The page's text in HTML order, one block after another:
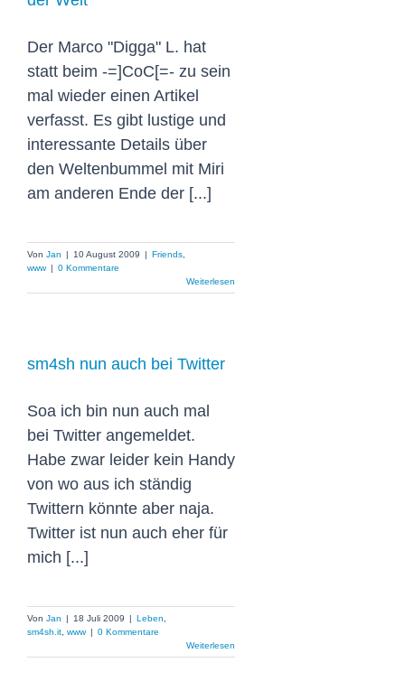
Der Marco "Digga" L. hat
statt beim -=]CoC[=- zu sein
mal wieder einen Artikel
verfasst. Es gibt lustige und
interessante Details über
den Weltenbummel mit Miri
am anderen Ende der [...]
Von Jan 10 August 2009 Friends,
www
0 Kommentare
Weiterlesen
sm4sh nun auch bei Twitter
Soa ich bin nun auch mal
bei Twitter angemeldet.
Habe zwar leider kein Handy
von wo aus ich ständig
Twittern könnte aber naja.
Twitter ist nun auch eher für
mich [...]
Von Jan 18 Juli 2009 Leben,
sm4sh.it, www
0 Kommentare
Weiterlesen